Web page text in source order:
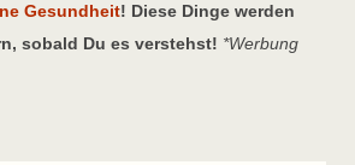
Gesundheit! Diese Dinge werden
sobald Du es verstehst! *Werbung